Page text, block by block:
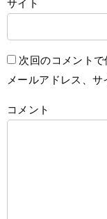
サイト
次回のコメントで
メールアドレス、サ
コメント